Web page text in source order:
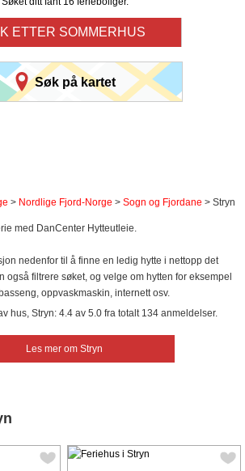
ETTER SOMMERHUS
Søk på kartet
> Nordlige Fjord-Norge > Sogn og Fjordane > Stryn
med DanCenter Hytteutleie.
nedenfor til å finne en ledig hytte i nettopp det
også filtrere søket, og velge om hytten for eksempel
oppvaskmaskin, internett osv.
Les mer om Stryn
hus, Stryn: 4.4 av 5.0 fra totalt 134 anmeldelser.